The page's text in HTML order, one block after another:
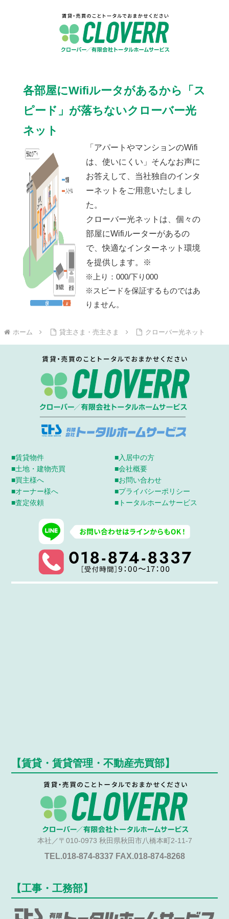
各部屋にWifiルータがあるから「ス
ピード」が落ちないクローバー光
ネット
「アパートやマンションのWifi
は、使いにくい」そんなお声に
お答えして、当社独自のインタ
ーネットをご用意いたしまし
た。
クローバー光ネットは、個々の
部屋にWifiルーターがあるの
で、快適なインターネット環境
を提供します。※
※上り：000/下り000
※スピードを保証するものではあ
りません。
ホーム 貸主さま・売主さま クローバー光ネット
■賃貸物件
■土地・建物売買
■買主様へ
■オーナー様へ
■査定依頼
■入居中の方
■会社概要
■お問い合わせ
■プライバシーポリシー
■トータルホームサービス
【賃貸・賃貸管理・不動産売買部】
本社／〒010-0973 秋田県秋田市八橋本町2-11-7
TEL.018-874-8337 FAX.018-874-8268
【工事・工務部】